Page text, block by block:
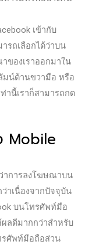
เข้ากับ
รถเลือกได้ว่าบน
ของเราออกมาใน
มน์ด้านขวามือ หรือ
านี้เราก็สามารถกด
Mobile
าการลงโฆษณาบน
าเนื่องจากปัจจุบัน
บนโทรศัพท์มือ
ผลดีมากกว่าสำหรับ
รศัพท์มือถือส่วน